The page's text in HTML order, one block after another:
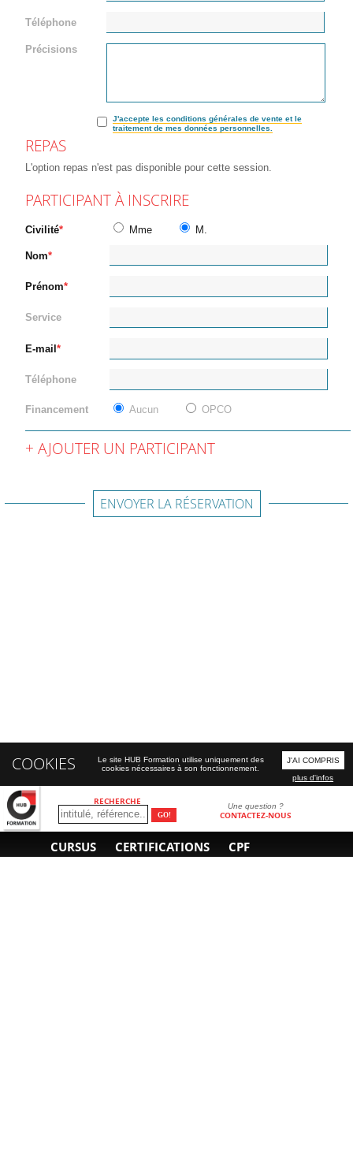
RECHERCHE Une question ?
CONTACTEZ-NOUS
CURSUS CERTIFICATIONS CPF
Téléphone
Précisions
J'accepte les conditions générales de vente et le
traitement de mes données personnelles.
REPAS
L'option repas n'est pas disponible pour cette session.
PARTICIPANT À INSCRIRE
Civilité Mme M.
Nom
Prénom
Service
E-mail
Téléphone
Financement Aucun OPCO
AJOUTER UN PARTICIPANT
ENVOYER LA RÉSERVATION
COOKIES
Le site HUB Formation utilise uniquement des
cookies nécessaires à son fonctionnement.
J'AI COMPRIS
plus d'infos